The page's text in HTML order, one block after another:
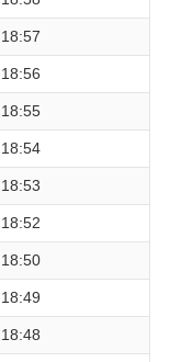
18:57
18:56
18:55
18:54
18:53
18:52
18:50
18:49
18:48